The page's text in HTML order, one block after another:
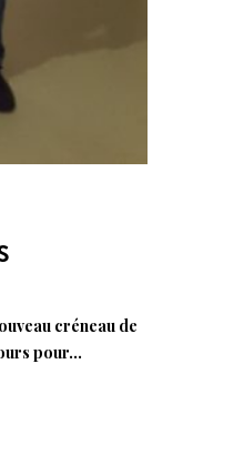
créneau de
pour...